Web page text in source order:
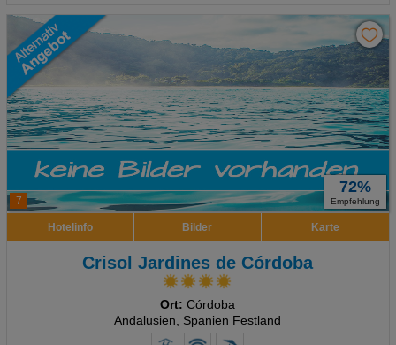
7
72%
Empfehlung
Hotelinfo Bilder Karte
Crisol Jardines de Córdoba
Ort: Córdoba
Andalusien, Spanien Festland